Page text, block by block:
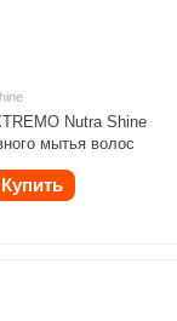
Nutra Shine
мытья волос
Купить